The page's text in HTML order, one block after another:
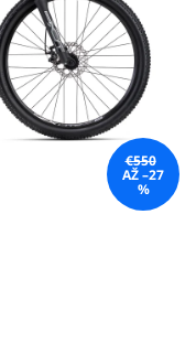
€550
AŽ –27
%